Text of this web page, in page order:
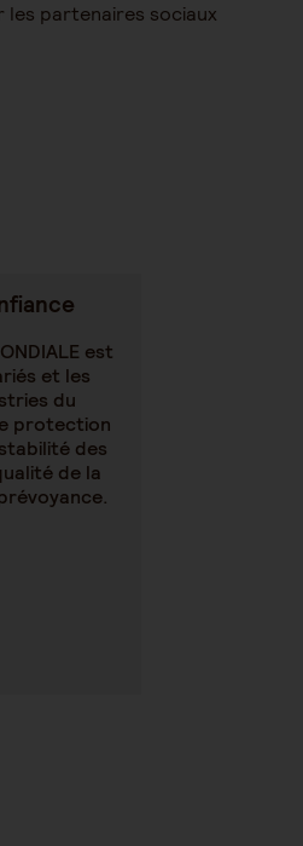
partenaires sociaux
est
et les
du
protection
des
de la